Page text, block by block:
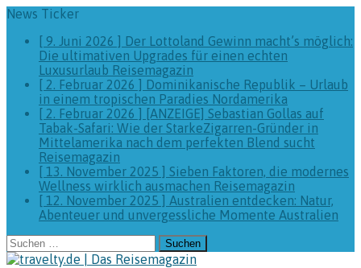
News Ticker
[ 9. Juni 2026 ] Der Lottoland Gewinn macht’s möglich:
Die ultimativen Upgrades für einen echten
Luxusurlaub Reisemagazin
[ 2. Februar 2026 ] Dominikanische Republik – Urlaub
in einem tropischen Paradies Nordamerika
[ 2. Februar 2026 ] [ANZEIGE] Sebastian Gollas auf
Tabak-Safari: Wie der StarkeZigarren-Gründer in
Mittelamerika nach dem perfekten Blend sucht
Reisemagazin
[ 13. November 2025 ] Sieben Faktoren, die modernes
Wellness wirklich ausmachen Reisemagazin
[ 12. November 2025 ] Australien entdecken: Natur,
Abenteuer und unvergessliche Momente Australien
Suchen
nach: